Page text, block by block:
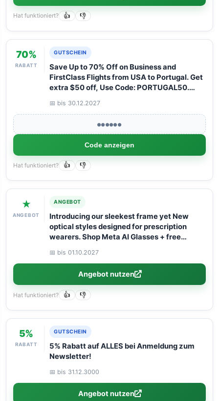
Hat funktioniert? 👍 👎
70%
RABATT
GUTSCHEIN
Save Up to 70% Off on Business and
FirstClass Flights from USA to Portugal. Get
extra $50 off, Use Code: PORTUGAL50.
📅 bis 30.12.2027
●●●●●●
Code anzeigen
Hat funktioniert? 👍 👎
★
ANGEBOT
ANGEBOT
Introducing our sleekest frame yet New
optical styles designed for prescription
wearers. Shop Meta AI Glasses + free
📅 bis 01.10.2027
Angebot nutzen
Hat funktioniert? 👍 👎
5%
RABATT
GUTSCHEIN
5% Rabatt auf ALLES bei Anmeldung zum
Newsletter!
📅 bis 31.12.3000
Angebot nutzen